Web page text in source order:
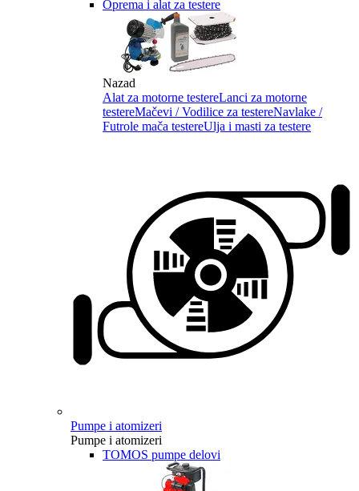
Oprema i alat za testere
Nazad
Alat za motorne testereLanci za motorne
testereMačevi / Vodilice za testereNavlake /
Futrole mača testereUlja i masti za testere
Pumpe i atomizeri
Pumpe i atomizeri
TOMOS pumpe delovi